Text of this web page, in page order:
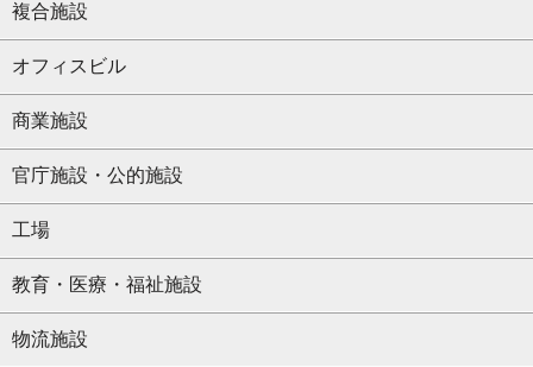
複合施設
オフィスビル
商業施設
官庁施設・公的施設
工場
教育・医療・福祉施設
物流施設